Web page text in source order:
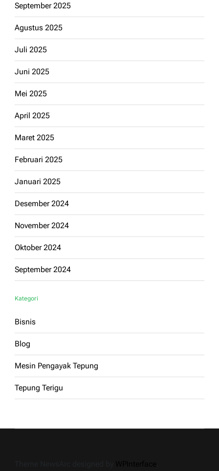
September 2025
Agustus 2025
Juli 2025
Juni 2025
Mei 2025
April 2025
Maret 2025
Februari 2025
Januari 2025
Desember 2024
November 2024
Oktober 2024
September 2024
Kategori
Bisnis
Blog
Mesin Pengayak Tepung
Tepung Terigu